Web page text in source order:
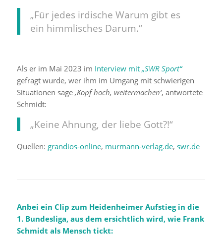
„Für jedes irdische Warum gibt es
ein himmlisches Darum.“
Als er im Mai 2023 im Interview mit „SWR Sport“
gefragt wurde, wer ihm im Umgang mit schwierigen
Situationen sage ‚Kopf hoch, weitermachen‘, antwortete
Schmidt:
„Keine Ahnung, der liebe Gott?!“
Quellen: grandios-online, murmann-verlag.de, swr.de
Anbei ein Clip zum Heidenheimer Aufstieg in die
1. Bundesliga, aus dem ersichtlich wird, wie Frank
Schmidt als Mensch tickt: